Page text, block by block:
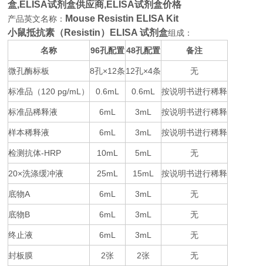
盒,ELISA试剂盒供应商,ELISA试剂盒价格
产品英文名称： Mouse Resistin ELISA Kit
小鼠抵抗素（Resistin）ELISA 试剂盒组成：
名称
96孔配置 48孔配置 备注
微孔酶标板 8孔×12条 12孔×4条 无
标准品（120 pg/mL ） 0.6mL 0.6mL 按说明书进行稀释
标准品稀释液 6mL 3mL 按说明书进行稀释
样本稀释液 6mL 3mL 按说明书进行稀释
检测抗体-HRP 10mL 5mL 无
20×洗涤缓冲液 25mL 15mL 按说明书进行稀释
底物A 6mL 3mL 无
底物B 6mL 3mL 无
终止液 6mL 3mL 无
封板膜 2张 2张 无